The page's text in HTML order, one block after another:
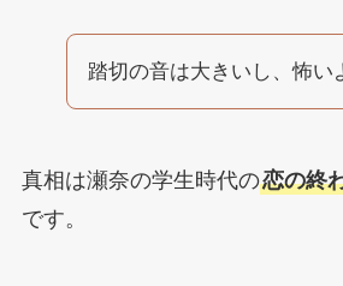
踏切の音は大きいし、怖い
真相は瀬奈の学生時代の恋の終
です。